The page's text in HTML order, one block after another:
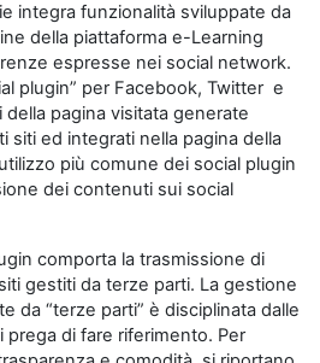
integra funzionalità sviluppate da
della piattaforma e-Learning
espresse nei social network.
plugin” per Facebook, Twitter e
della pagina visitata generate
siti ed integrati nella pagina della
più comune dei social plugin
dei contenuti sui social
comporta la trasmissione di
gestiti da terze parti. La gestione
da “terze parti” è disciplinata dalle
prega di fare riferimento. Per